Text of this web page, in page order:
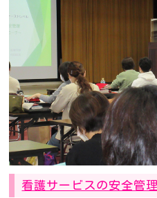
看護サービスの安全管理